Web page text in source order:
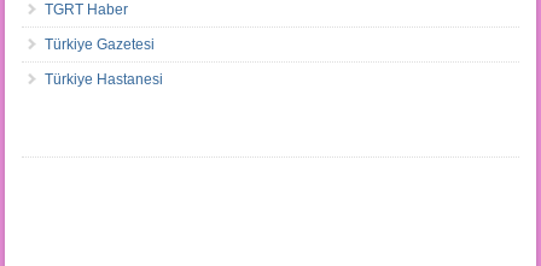
TGRT Haber
Türkiye Gazetesi
Türkiye Hastanesi